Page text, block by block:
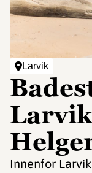
Larvik
Innenfor